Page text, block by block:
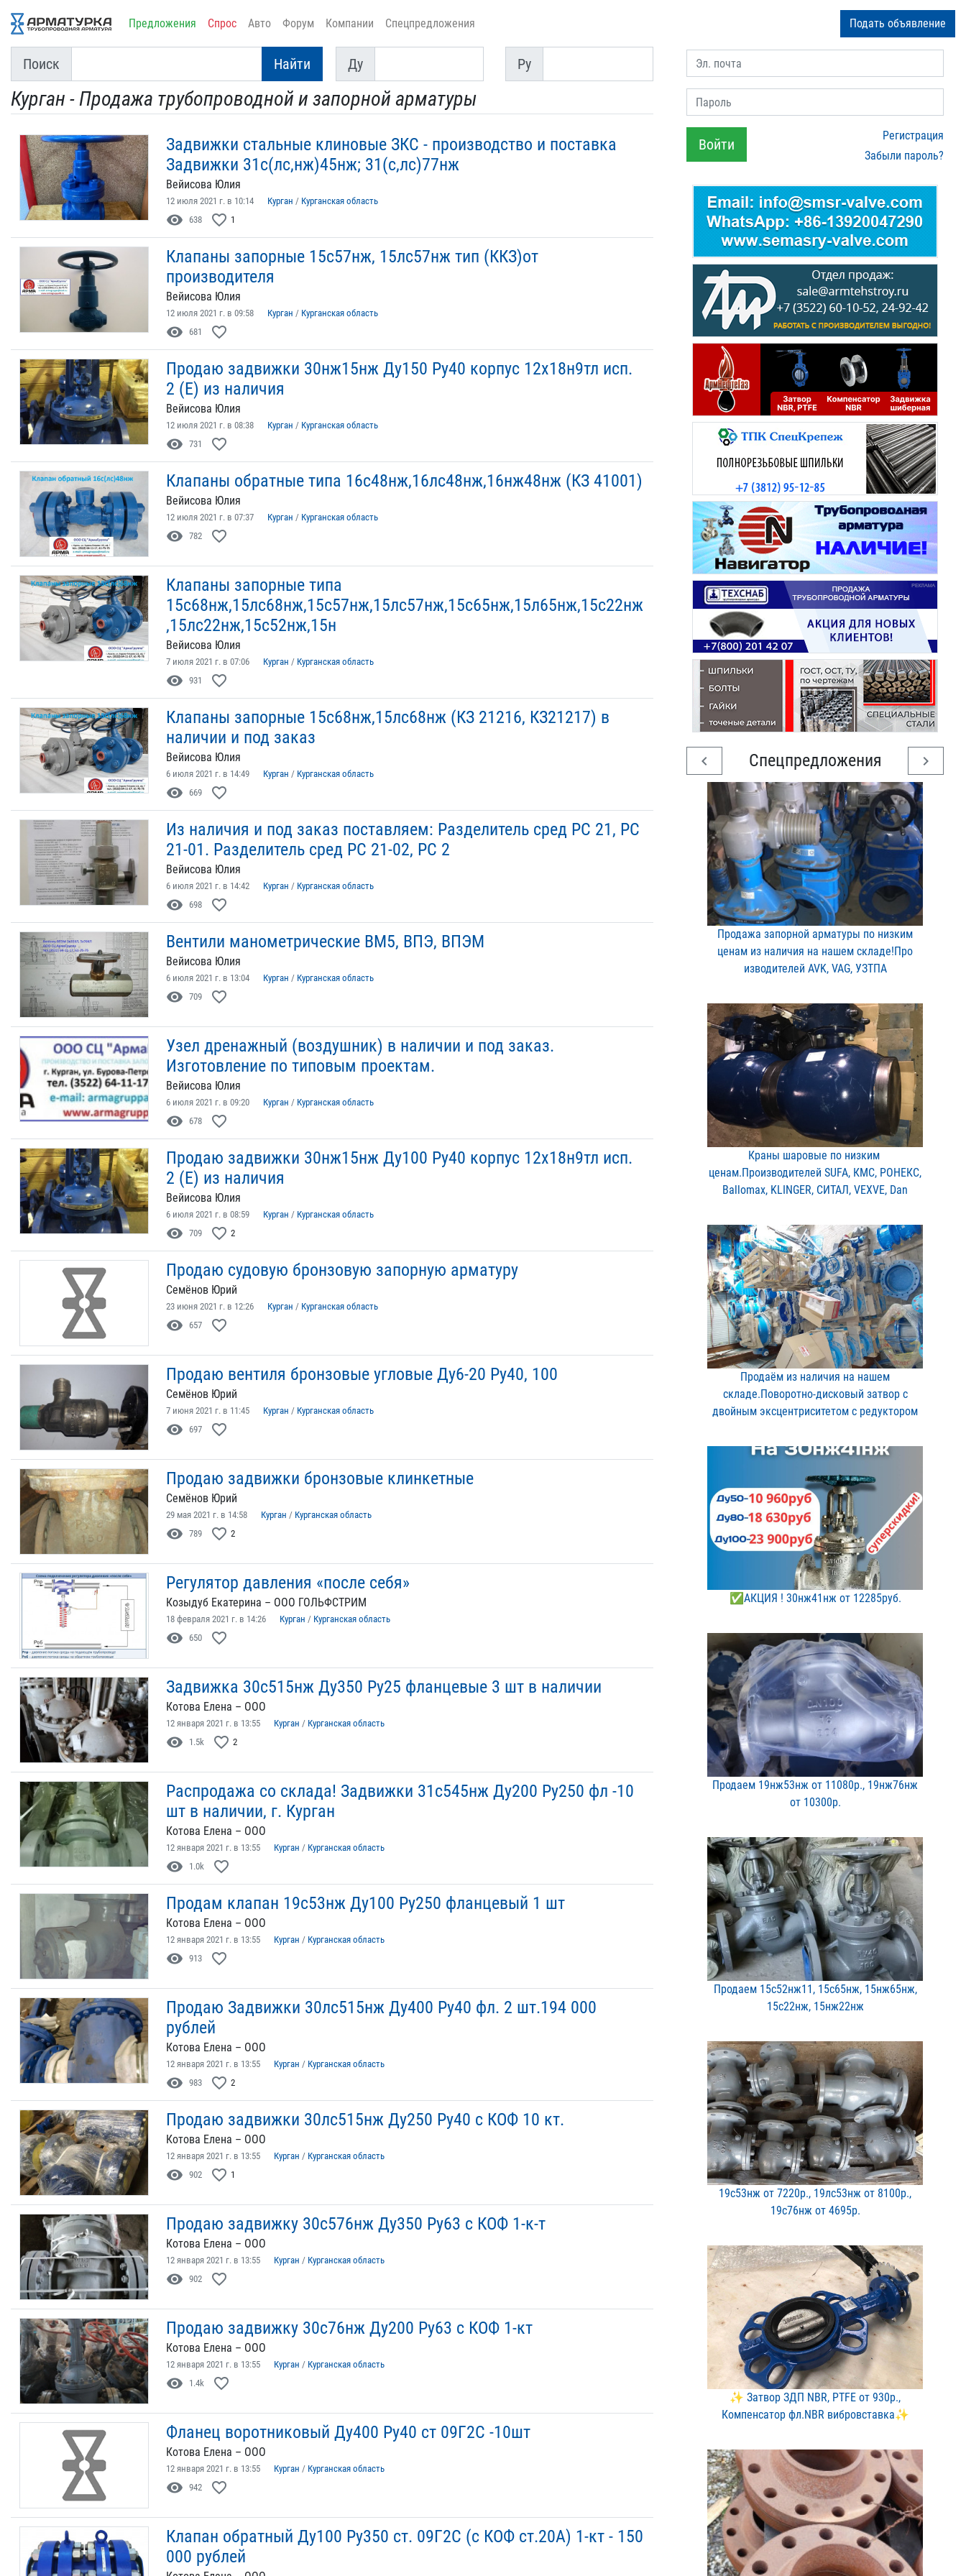
Предложения Спрос Авто Форум Компании Спецпредложения Подать объявление
Поиск Найти
Ду
Ду
Py
Py
Курган - Продажа трубопроводной и запорной арматуры
Задвижки стальные клиновые ЗКС - производство и поставка
Задвижки 31с(лс,нж)45нж; 31(с,лс)77нж
Вейисова Юлия
12 июля 2021 г. в 10:14 Курган / Курганская область
visibility 638 favorite_border 1
Клапаны запорные 15с57нж, 15лс57нж тип (ККЗ)от
производителя
Вейисова Юлия
12 июля 2021 г. в 09:58 Курган / Курганская область
visibility 681 favorite_border
Продаю задвижки 30нж15нж Ду150 Ру40 корпус 12х18н9тл исп.
2 (Е) из наличия
Вейисова Юлия
12 июля 2021 г. в 08:38 Курган / Курганская область
visibility 731 favorite_border
Клапаны обратные типа 16с48нж,16лс48нж,16нж48нж (КЗ 41001)
Вейисова Юлия
12 июля 2021 г. в 07:37 Курган / Курганская область
visibility 782 favorite_border
Клапаны запорные типа
15с68нж,15лс68нж,15с57нж,15лс57нж,15с65нж,15л65нж,15с22нж
,15лс22нж,15с52нж,15н
Вейисова Юлия
7 июля 2021 г. в 07:06 Курган / Курганская область
visibility 931 favorite_border
Клапаны запорные 15с68нж,15лс68нж (КЗ 21216, КЗ21217) в
наличии и под заказ
Вейисова Юлия
6 июля 2021 г. в 14:49 Курган / Курганская область
visibility 669 favorite_border
Из наличия и под заказ поставляем: Разделитель сред РС 21, РС
21-01. Разделитель сред РС 21-02, РС 2
Вейисова Юлия
6 июля 2021 г. в 14:42 Курган / Курганская область
visibility 698 favorite_border
Вентили манометрические ВМ5, ВПЭ, ВПЭМ
Вейисова Юлия
6 июля 2021 г. в 13:04 Курган / Курганская область
visibility 709 favorite_border
Узел дренажный (воздушник) в наличии и под заказ.
Изготовление по типовым проектам.
Вейисова Юлия
6 июля 2021 г. в 09:20 Курган / Курганская область
visibility 678 favorite_border
Продаю задвижки 30нж15нж Ду100 Ру40 корпус 12х18н9тл исп.
2 (Е) из наличия
Вейисова Юлия
6 июля 2021 г. в 08:59 Курган / Курганская область
visibility 709 favorite_border 2
Продаю судовую бронзовую запорную арматуру
Семёнов Юрий
23 июня 2021 г. в 12:26 Курган / Курганская область
visibility 657 favorite_border
Продаю вентиля бронзовые угловые Ду6-20 Ру40, 100
Семёнов Юрий
7 июня 2021 г. в 11:45 Курган / Курганская область
visibility 697 favorite_border
Продаю задвижки бронзовые клинкетные
Семёнов Юрий
29 мая 2021 г. в 14:58 Курган / Курганская область
visibility 789 favorite_border 2
Регулятор давления «после себя»
Козыдуб Екатерина – ООО ГОЛЬФСТРИМ
18 февраля 2021 г. в 14:26 Курган / Курганская область
visibility 650 favorite_border
Задвижка 30с515нж Ду350 Ру25 фланцевые 3 шт в наличии
Котова Елена – ООО
12 января 2021 г. в 13:55 Курган / Курганская область
visibility 1.5k favorite_border 2
Распродажа со склада! Задвижки 31с545нж Ду200 Ру250 фл -10
шт в наличии, г. Курган
Котова Елена – ООО
12 января 2021 г. в 13:55 Курган / Курганская область
visibility 1.0k favorite_border
Продам клапан 19с53нж Ду100 Ру250 фланцевый 1 шт
Котова Елена – ООО
12 января 2021 г. в 13:55 Курган / Курганская область
visibility 913 favorite_border
Продаю Задвижки 30лс515нж Ду400 Ру40 фл. 2 шт.194 000
рублей
Котова Елена – ООО
12 января 2021 г. в 13:55 Курган / Курганская область
visibility 983 favorite_border 2
Продаю задвижки 30лс515нж Ду250 Ру40 с КОФ 10 кт.
Котова Елена – ООО
12 января 2021 г. в 13:55 Курган / Курганская область
visibility 902 favorite_border 1
Продаю задвижку 30с576нж Ду350 Ру63 с КОФ 1-к-т
Котова Елена – ООО
12 января 2021 г. в 13:55 Курган / Курганская область
visibility 902 favorite_border
Продаю задвижку 30с76нж Ду200 Ру63 с КОФ 1-кт
Котова Елена – ООО
12 января 2021 г. в 13:55 Курган / Курганская область
visibility 1.4k favorite_border
Фланец воротниковый Ду400 Ру40 ст 09Г2С -10шт
Котова Елена – ООО
12 января 2021 г. в 13:55 Курган / Курганская область
visibility 942 favorite_border
Клапан обратный Ду100 Ру350 ст. 09Г2С (с КОФ ст.20А) 1-кт - 150
000 рублей
Эл. почта
Пароль
Войти
Регистрация
Забыли пароль?
chevron_left Спецпредложения chevron_right
Продажа запорной арматур​ы по низким
ценам из нал​ичия на нашем складе!Про​
изводителей AVK, VAG, УЗ​ТПА
Краны шаровые по низким ​
ценам.Производителей SUF​A, КМС, РОНЕКС,
Ballomax​, KLINGER, СИТАЛ, VEXVE,​ Dan
Продаём из наличия на на​шем
складе.Поворотно-дис​ковый затвор с
двойным э​ксцентриситетом с редукт​ором
✅АКЦИЯ ! 30нж41нж от 12​285руб.
Продаем 19нж53нж от 1108​0р., 19нж76нж
от 10300р​.
Продаем 15с52нж11, 15с65​нж, 15нж65нж,
15с22нж, 1​5нж22нж
19с53нж от 7220р., 19лс5​3нж от 8100р.,
19с76нж о​т 4695р.
✨ Затвор ЗДП NBR, PTFE о​т 930р.,
Компенсатор фл.​NBR вибровставка✨